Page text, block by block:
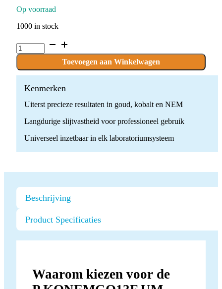
Op voorraad
1000 in stock
P.KONEMGO13F.UM
x
stuks
quantity
Toevoegen aan Winkelwagen
Kenmerken
Uiterst precieze resultaten in goud, kobalt en NEM
Langdurige slijtvastheid voor professioneel gebruik
Universeel inzetbaar in elk laboratoriumsysteem
Beschrijving
Product Specificaties
Waarom kiezen voor de